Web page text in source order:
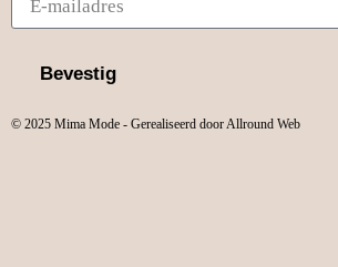
Bevestig
© 2025 Mima Mode - Gerealiseerd door Allround Web